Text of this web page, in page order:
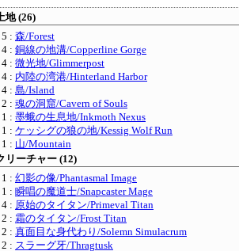
地 (26)
5 : 森/Forest
4 : 銅線の地溝/Copperline Gorge
4 : 微光地/Glimmerpost
4 : 内陸の湾港/Hinterland Harbor
4 : 島/Island
2 : 魂の洞窟/Cavern of Souls
1 : 墨蛾の生息地/Inkmoth Nexus
1 : ケッシグの狼の地/Kessig Wolf Run
1 : 山/Mountain
リーチャー (12)
1 : 幻影の像/Phantasmal Image
1 : 瞬唱の魔道士/Snapcaster Mage
4 : 原始のタイタン/Primeval Titan
2 : 霜のタイタン/Frost Titan
2 : 真面目な身代わり/Solemn Simulacrum
2 : スラーグ牙/Thragtusk